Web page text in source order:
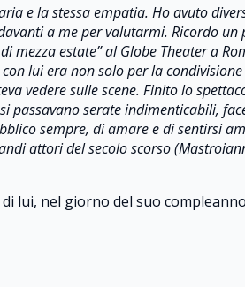
e la stessa empatia. Ho avuto
a me per valutarmi. Ricordo
estate” al Globe Theater a
lui era non solo per la
vedere sulle scene. Finito lo
passavano serate indimenticabili,
sempre, di amare e di sentirsi
attori del secolo scorso
lui, nel giorno del suo